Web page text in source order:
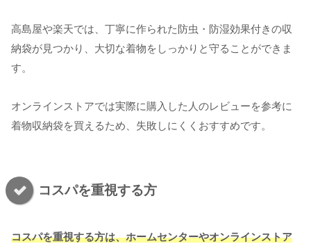
高島屋や楽天では、丁寧に作られた防虫・防湿効果付きの収
納袋が見つかり、大切な着物をしっかりと守ることができま
す。
オンラインストアでは実際に購入した人のレビューを参考に
着物収納袋を買えるため、失敗しにくくおすすめです。
コスパを重視する方
コスパを重視する方は、ホームセンターやオンラインストア